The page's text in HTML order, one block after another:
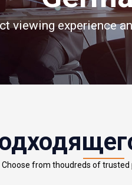
viewing experience
Choose from thoudreds of trusted